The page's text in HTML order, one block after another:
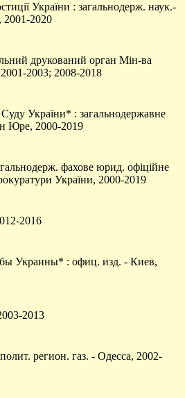
України : загальнодерж. наук.-
2001-2020
друкований орган Мін-ва
2003; 2008-2018
України* : загальнодержавне
Юре, 2000-2019
фахове юрид. офіційне
України, 2000-2019
2016
Украины* : офиц. изд. - Киев,
2013
регион. газ. - Одесса, 2002-